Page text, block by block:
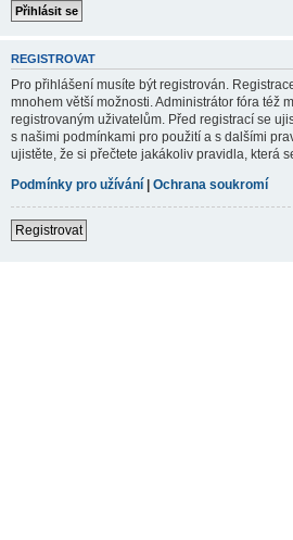
REGISTROVAT
Pro přihlášení musíte být registrován.
mnohem větší možnosti. Administrátor fóra též
registrovaným uživatelům. Před registrací se
s našimi podmínkami pro použití a s dalšími
ujistěte, že si přečtete jakákoliv pravidla, která
Podmínky pro užívání | Ochrana soukromí
Registrovat